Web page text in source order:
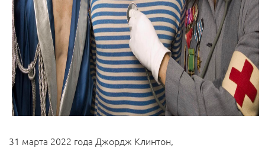
31 марта 2022 года Джордж Клинтон,